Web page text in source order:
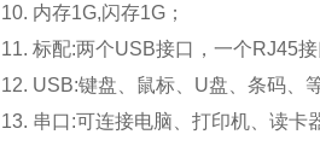
10. 内存1G,闪存1G；
11. 标配:两个USB接口，一个RJ45
12. USB:键盘、鼠标、U盘、条码、
13. 串口:可连接电脑、打印机、读卡